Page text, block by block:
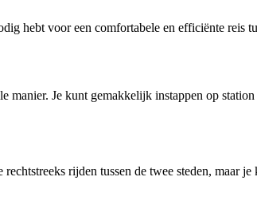
hebt voor een comfortabele en efficiënte reis
Je kunt gemakkelijk instappen op
rijden tussen de twee steden, maar